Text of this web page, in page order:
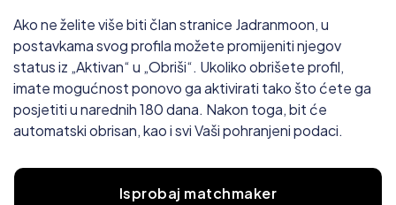
Ako ne želite više biti član stranice Jadranmoon, u
postavkama svog profila možete promijeniti njegov
status iz „Aktivan“ u „Obriši“. Ukoliko obrišete profil,
imate mogućnost ponovo ga aktivirati tako što ćete ga
posjetiti u narednih 180 dana. Nakon toga, bit će
automatski obrisan, kao i svi Vaši pohranjeni podaci.
Isprobaj matchmaker